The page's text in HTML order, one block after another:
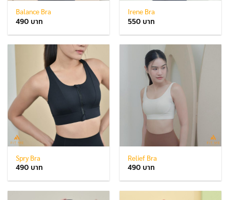
Balance Bra
490
Irene Bra
550
Spry Bra
490
Relief Bra
490